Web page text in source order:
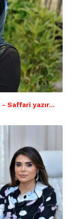
- Saffari yazır…